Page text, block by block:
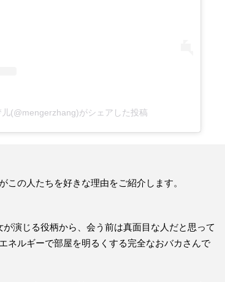
(@mengerzhang)がシェアした投稿
この人たちを好きな理由をご紹介します。
演じる役柄から、会う前は真面目な人だと思って
ネルギーで部屋を明るくする完全なおバカさんで